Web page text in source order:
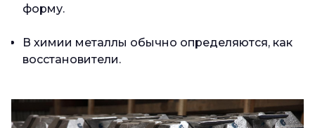
форму.
В химии металлы обычно определяются, как
восстановители.